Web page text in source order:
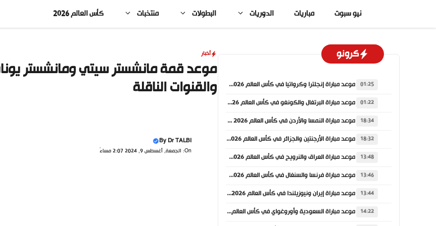
المحتوى
نيو سبوت مباريات الدوريات البطولات منتخبات كأس العالم 2026
أخبار
والقنوات الناقلة
ByDr TALBI
On: الجمعة, أغسطس 9, 2024 2:07 مساءً
كرونو
01:25 موعد مباراة إنجلترا وكرواتيا في كأس العالم 2026 والقنوات الناقلة
01:22 موعد مباراة البرتغال والكونغو في كأس العالم 2026 والقنوات الناقلة
18:34 موعد مباراة النمسا والأردن في كأس العالم 2026 والقنوات الناقلة
18:32 موعد مباراة الأرجنتين والجزائر في كأس العالم 2026 والقنوات الناقلة
13:48 موعد مباراة العراق والنرويج في كأس العالم 2026 والقنوات الناقلة
13:46 موعد مباراة فرنسا والسنغال في كأس العالم 2026 والقنوات الناقلة
13:44 موعد مباراة إيران ونيوزيلندا في كأس العالم 2026 والقنوات الناقلة
14:22 موعد مباراة السعودية وأوروغواي في كأس العالم 2026 والقنوات الناقلة